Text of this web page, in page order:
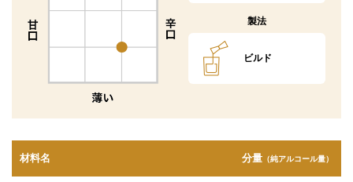
製法
ビルド
材料名 分量（純アルコール量）